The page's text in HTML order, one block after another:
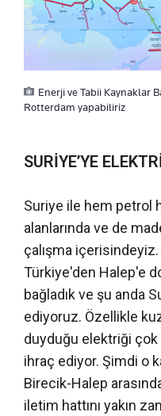
Enerji ve Tabii Kaynaklar
Rotterdam yapabiliriz
SURİYE’YE
Suriye ile hem petrol
alanlarında ve de
çalışma
Türkiye'den Halep'e
bağladık ve şu anda
ediyoruz. Özellikle
duyduğu elektriği çok
ihraç ediyor. Şimdi o
Birecik-Halep
iletim hattını yakın